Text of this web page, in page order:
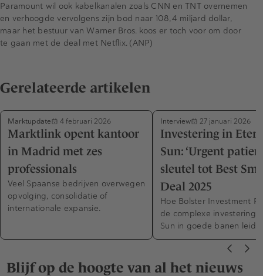
Paramount wil ook kabelkanalen zoals CNN en TNT overnemen
en verhoogde vervolgens zijn bod naar 108,4 miljard dollar,
maar het bestuur van Warner Bros. koos er toch voor om door
te gaan met de deal met Netflix. (ANP)
Gerelateerde artikelen
Marktupdate 4 februari 2026
Marktlink opent kantoor
in Madrid met zes
professionals
Veel Spaanse bedrijven overwegen
opvolging, consolidatie of
internationale expansie.
Interview 27 januari 2026
Investering in
Sun: ‘Urgent
sleutel tot Best
Deal 2025
Hoe Bolster Investment
de complexe investering
Sun in goede banen
Blijf op de hoogte van al het nieuws